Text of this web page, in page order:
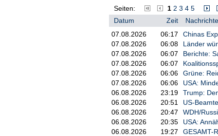
Seiten: 1 2 3 4 5
Datum
Zeit
07.08.2026
06:17
Chinas
07.08.2026
06:08
Länder
07.08.2026
06:07
Berichte:
07.08.2026
06:07
07.08.2026
06:06
Grüne:
07.08.2026
06:06
USA:
06.08.2026
23:19
Trump:
06.08.2026
20:51
US-
06.08.2026
20:47
WDH/
06.08.2026
20:35
USA:
06.08.2026
19:27
GESAMT-